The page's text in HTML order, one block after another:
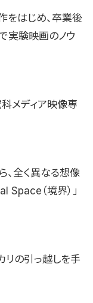
はじめ、卒業後
実験映画のノウ
メディア映像専
、全く異なる想像
Space（境界）」
リの引っ越しを手